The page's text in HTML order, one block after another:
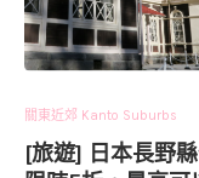
關東近郊 Kanto Suburbs
[旅遊] 日本長野